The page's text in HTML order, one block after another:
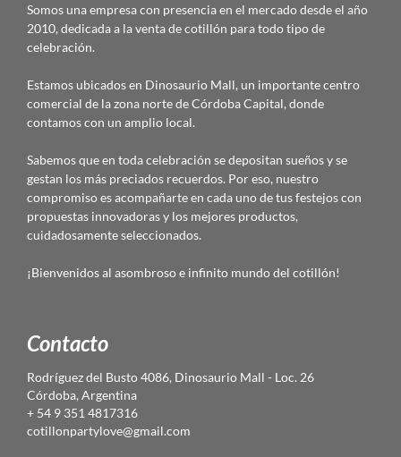
Somos una empresa con presencia en el mercado desde el año
2010, dedicada a la venta de cotillón para todo tipo de
celebración.
Estamos ubicados en Dinosaurio Mall, un importante centro
comercial de la zona norte de Córdoba Capital, donde
contamos con un amplio local.
Sabemos que en toda celebración se depositan sueños y se
gestan los más preciados recuerdos. Por eso, nuestro
compromiso es acompañarte en cada uno de tus festejos con
propuestas innovadoras y los mejores productos,
cuidadosamente seleccionados.
¡Bienvenidos al asombroso e infinito mundo del cotillón!
Contacto
Rodríguez del Busto 4086, Dinosaurio Mall - Loc. 26
Córdoba, Argentina
+ 54 9 351 4817316
cotillonpartylove@gmail.com